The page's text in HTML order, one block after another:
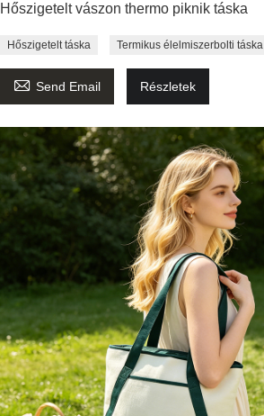
Hőszigetelt vászon thermo piknik táska
Hőszigetelt táska Termikus élelmiszerbolti táska
 Send Email Részletek